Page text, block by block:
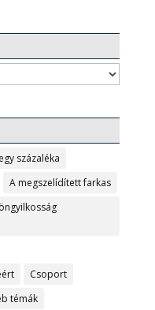
százaléka
A megszelídített farkas
Csoport
témák